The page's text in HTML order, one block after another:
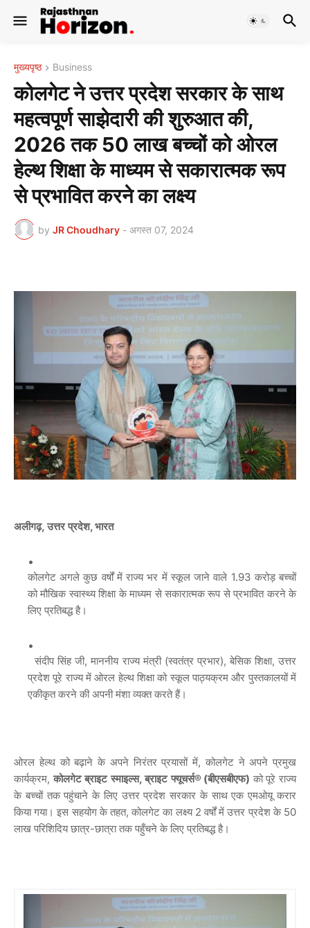
मुख्यपृष्ठ Business
कोलगेट ने उत्तर प्रदेश सरकार के साथ
महत्वपूर्ण साझेदारी की शुरुआत की,
2026 तक 50 लाख बच्चों को ओरल
हेल्थ शिक्षा के माध्यम से सकारात्मक रूप
से प्रभावित करने का लक्ष्य
by JR Choudhary - अगस्त 07, 2024
अलीगढ़, उत्तर प्रदेश, भारत
कोलगेट अगले कुछ वर्षों में राज्य भर में स्कूल जाने वाले 1.93 करोड़ बच्चों
को मौखिक स्वास्थ्य शिक्षा के माध्यम से सकारात्मक रूप से प्रभावित करने के
लिए प्रतिबद्ध है।
संदीप सिंह जी, माननीय राज्य मंत्री (स्वतंत्र प्रभार), बेसिक शिक्षा, उत्तर
प्रदेश पूरे राज्य में ओरल हेल्थ शिक्षा को स्कूल पाठ्यक्रम और पुस्तकालयों में
एकीकृत करने की अपनी मंशा व्यक्त करते हैं।
ओरल हेल्थ को बढ़ाने के अपने निरंतर प्रयासों में, कोलगेट ने अपने प्रमुख
कार्यक्रम, कोलगेट ब्राइट स्माइल्स,ब्राइट फ्यूचर्स® (बीएसबीएफ) को पूरे राज्य
के बच्चों तक पहुंचाने के लिए उत्तर प्रदेश सरकार के साथ एक एमओयू करार
किया गया। इस सहयोग के तहत, कोलगेट का लक्ष्य 2 वर्षों में उत्तर प्रदेश के 50
लाख परिशिदिय छात्र-छात्रा तक पहुँचने के लिए प्रतिबद्ध है।